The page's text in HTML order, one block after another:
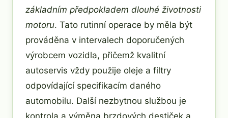
základním předpokladem dlouhé životnosti
motoru. Tato rutinní operace by měla být
prováděna v intervalech doporučených
výrobcem vozidla, přičemž kvalitní
autoservis vždy použije oleje a filtry
odpovídající specifikacím daného
automobilu. Další nezbytnou službou je
kontrola a výměna brzdových destiček a